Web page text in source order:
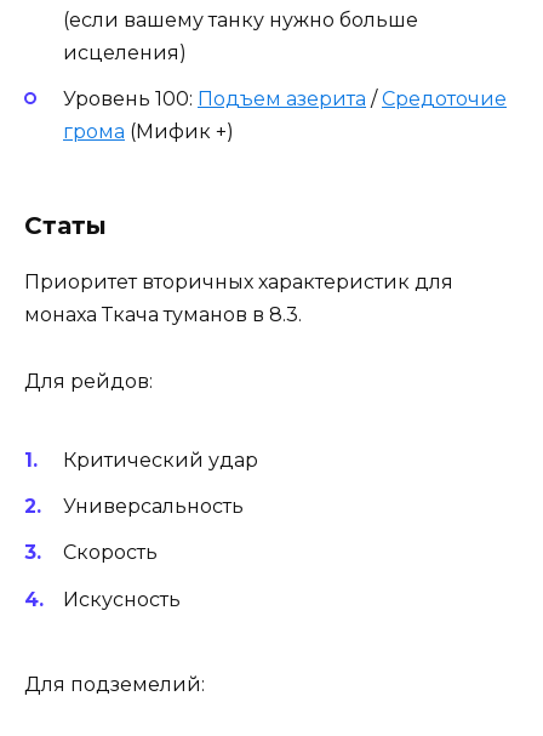
(если вашему танку нужно больше
исцеления)
Уровень 100: Подъем азерита /Средоточие
грома (Мифик +)
Статы
Приоритет вторичных характеристик для
монаха Ткача туманов в 8.3.
Для рейдов:
Критический удар
Универсальность
Скорость
Искусность
Для подземелий: